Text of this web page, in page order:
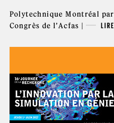
Polytechnique Montréal
Congrès de l’Acfas |
LIRE